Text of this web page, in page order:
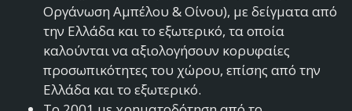
Οργάνωση Αμπέλου & Οίνου), με δείγματα από
την Ελλάδα και το εξωτερικό, τα οποία
καλούνται να αξιολογήσουν κορυφαίες
προσωπικότητες του χώρου, επίσης από την
Ελλάδα και το εξωτερικό.